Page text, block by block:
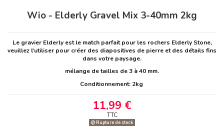
Wio - Elderly Gravel Mix 3-40mm 2kg
Le gravier Elderly est le match parfait pour les rochers Elderly Stone,
veuillez l'utiliser pour créer des diapositives de pierre et des détails fins
dans votre paysage.
mélange de tailles de 3 à 40 mm.
Conditionnement: 2kg
11,99 €
TTC
Rupture de stock